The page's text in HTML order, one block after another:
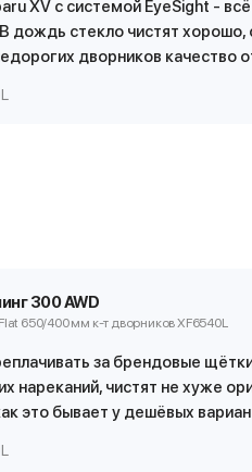
XV с системой EyeSight -
дождь стекло чистят
дворников качество
300 AWD
650/400 мм к-т дворников XF6540L
за брендовые
нареканий, чистят не хуже
это бывает у дешёвых